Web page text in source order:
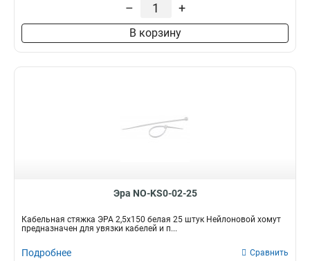
– +
В корзину
Эра NO-KS0-02-25
Кабельная стяжка ЭРА 2,5х150 белая 25 штук Нейлоновой хомут
предназначен для увязки кабелей и п...
Подробнее Сравнить